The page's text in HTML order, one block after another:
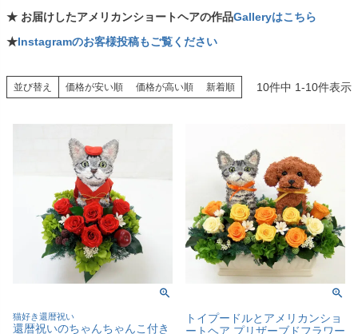
★ お届けしたアメリカンショートヘアの作品Galleryはこちら
★Instagramのお客様投稿もご覧ください
並び替え 価格が安い順 価格が高い順 新着順 10件中 1-10件表示
猫好き還暦祝い
還暦祝いのちゃんちゃんこ付き
トイプードルとアメリカンショ
ートヘア プリザーブドフラワー